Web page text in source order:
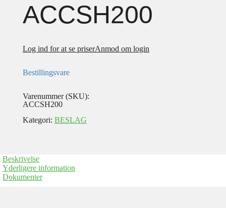
ACCSH200
Log ind for at se priserAnmod om login
Bestillingsvare
Varenummer (SKU):
ACCSH200
Kategori: BESLAG
Beskrivelse
Yderligere information
Dokumenter